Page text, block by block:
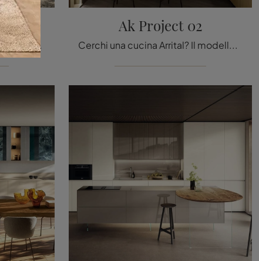
Se cerchi una nuova cucina, clicca e scopri di più sul modello Ak Project 03 Arrital.
Ak Project 02
Cerchi una cucina Arrital? Il modello Ak Project 02 in legno ti attende nel nostro negozio di Cucine Design ad angolo.